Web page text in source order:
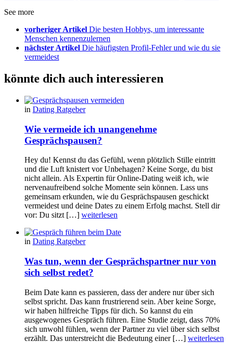
See more
vorheriger Artikel Die besten Hobbys, um interessante
Menschen kennenzulernen
nächster Artikel Die häufigsten Profil-Fehler und wie du sie
vermeidest
könnte dich auch interessieren
in Dating Ratgeber
Wie vermeide ich unangenehme
Gesprächspausen?
Hey du! Kennst du das Gefühl, wenn plötzlich Stille eintritt
und die Luft knistert vor Unbehagen? Keine Sorge, du bist
nicht allein. Als Expertin für Online-Dating weiß ich, wie
nervenaufreibend solche Momente sein können. Lass uns
gemeinsam erkunden, wie du Gesprächspausen geschickt
vermeidest und deine Dates zu einem Erfolg machst. Stell dir
vor: Du sitzt […] weiterlesen
in Dating Ratgeber
Was tun, wenn der Gesprächspartner nur von
sich selbst redet?
Beim Date kann es passieren, dass der andere nur über sich
selbst spricht. Das kann frustrierend sein. Aber keine Sorge,
wir haben hilfreiche Tipps für dich. So kannst du ein
ausgewogenes Gespräch führen. Eine Studie zeigt, dass 70%
sich unwohl fühlen, wenn der Partner zu viel über sich selbst
erzählt. Das unterstreicht die Bedeutung einer […] weiterlesen